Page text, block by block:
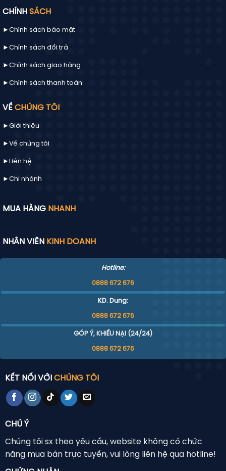
CHÍNH SÁCH
►Chính sách bảo mật
►Chính sách đổi trả
►Chính sách giao hàng
►Chính sách thanh toán
VỀ CHÚNG TÔI
►Giới thiệu
►Về chúng tôi
► Liên hệ
►Chi nhánh
MUA HÀNG NHANH
NHÂN VIÊN KINH DOANH
Hotline:
0888 672 676
KD. Dung:
0888 672 676
GÓP Ý, KHIẾU NẠI (24/24)
0888 672 676
KẾT NỐI VỚI CHÚNG TÔI
CHÚ Ý
Chúng tôi sx theo yêu cầu, website không có chức
năng mua bán trực tuyến, vui lòng liên hệ qua hotline!